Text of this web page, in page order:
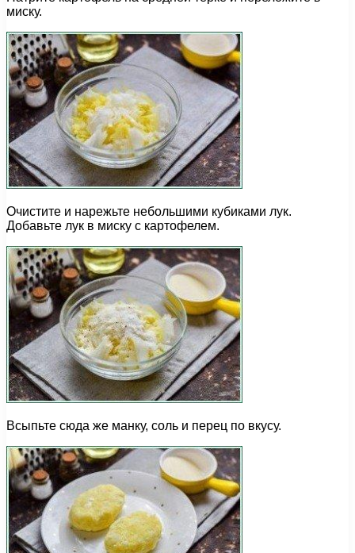
миску.
Очистите и нарежьте небольшими кубиками лук.
Добавьте лук в миску с картофелем.
Всыпьте сюда же манку, соль и перец по вкусу.